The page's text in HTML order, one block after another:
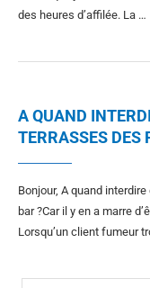
des heures d’affilée. La …
A QUAND
TERRASSES DES
Bonjour, A quand
bar ?Car il y en a marre
Lorsqu’un client fumeur